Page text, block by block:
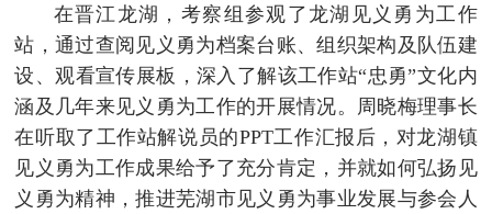
在晋江龙湖，考察组参观了龙湖见义勇为工作
站，通过查阅见义勇为档案台账、组织架构及队伍建
设、观看宣传展板，深入了解该工作站“忠勇”文化内
涵及几年来见义勇为工作的开展情况。周晓梅理事长
在听取了工作站解说员的PPT工作汇报后，对龙湖镇
见义勇为工作成果给予了充分肯定，并就如何弘扬见
义勇为精神，推进芜湖市见义勇为事业发展与参会人